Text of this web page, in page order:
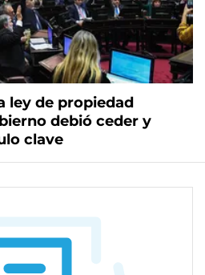
ley de propiedad
debió ceder y
clave